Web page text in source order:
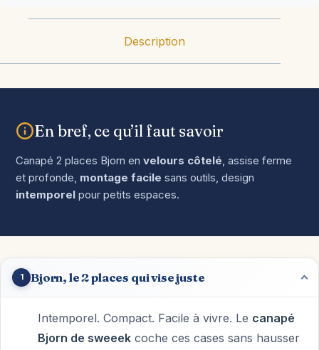
Description
En bref, ce qu’il faut savoir
Canapé 2 places Bjorn envelours côtelé, assise ferme
et profonde, montage facile sans outils, design
intemporel pour petits espaces.
1 Bjorn, le 2 places qui vise juste
Intemporel. Compact. Facile à vivre. Le canapé
Bjorn de sweeek coche ces cases sans hausser